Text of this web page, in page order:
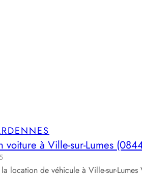
voiture à Ville-sur-Lumes
location de véhicule à Ville-sur-